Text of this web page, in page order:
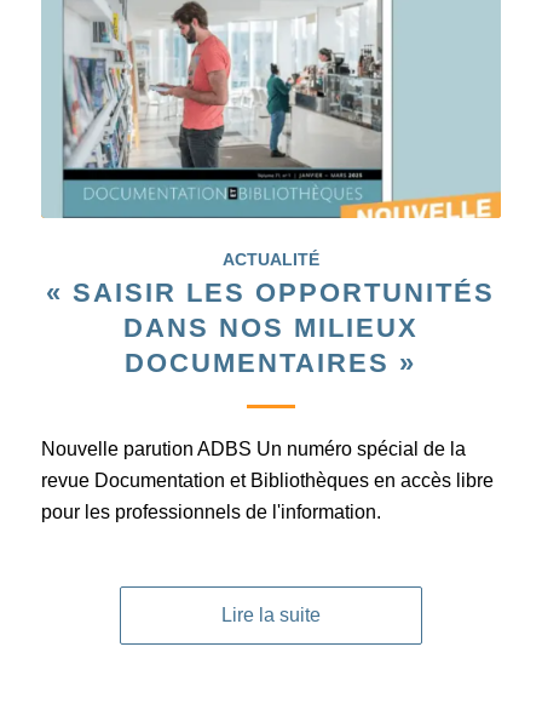
ACTUALITÉ
« SAISIR LES OPPORTUNITÉS
DANS NOS MILIEUX
DOCUMENTAIRES »
Nouvelle parution ADBS Un numéro spécial de la
revue Documentation et Bibliothèques en accès libre
pour les professionnels de l'information.
Lire la suite